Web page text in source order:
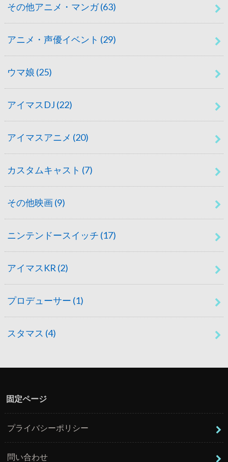
その他アニメ・マンガ(63)
アニメ・声優イベント (29)
ウマ娘 (25)
アイマスDJ (22)
アイマスアニメ (20)
カスタムキャスト (7)
その他映画(9)
ニンテンドースイッチ (17)
アイマスKR (2)
プロデューサー (1)
スタマス (4)
固定ページ
プライバシーポリシー
問い合わせ